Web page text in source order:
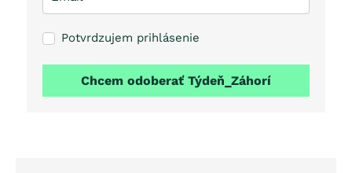
Potvrdzujem prihlásenie
Chcem odoberať Týdeň_Záhorí